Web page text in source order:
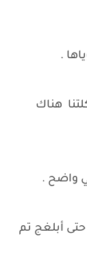
.
هناك
واضح .
أبلغج تم